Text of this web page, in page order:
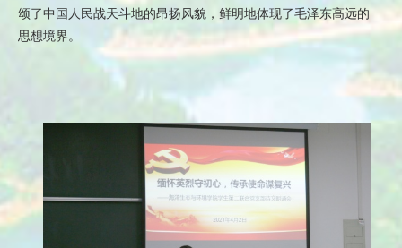
颂了中国人民战天斗地的昂扬风貌，鲜明地体现了毛泽东高远的
思想境界。